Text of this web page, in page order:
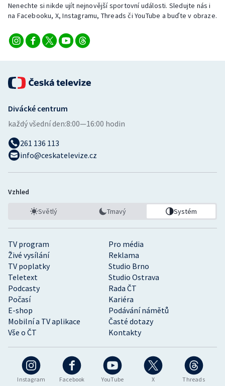
Vodní slalom
Volejbal
Ostatní
Nenechte si nikde ujít nejnovější sportovní události. Sledujte nás i
na Facebooku, X, Instagramu, Threads či YouTube a buďte v obraze.
Instagram Facebook YouTube X Threads
TV program
Pro média
Živé vysílání
Reklama
TV poplatky
Studio Brno
Teletext
Studio Ostrava
Podcasty
Rada ČT
Počasí
Kariéra
E-shop
Podávání námětů
Mobilní a TV aplikace
Časté dotazy
Vše o ČT
Kontakty
Divácké centrum
každý všední den:8:00—16:00 hodin
261 136 113
info@ceskatelevize.cz
Vzhled
Světlý Tmavý Systém